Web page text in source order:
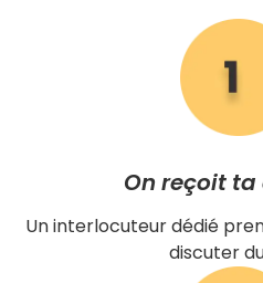
On reçoit
Un interlocuteur dédié
discuter